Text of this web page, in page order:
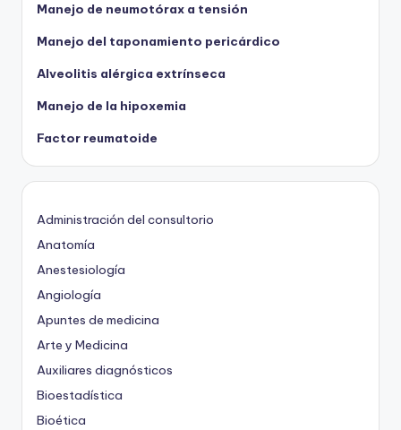
Manejo de neumotórax a tensión
Manejo del taponamiento pericárdico
Alveolitis alérgica extrínseca
Manejo de la hipoxemia
Factor reumatoide
Administración del consultorio
Anatomía
Anestesiología
Angiología
Apuntes de medicina
Arte y Medicina
Auxiliares diagnósticos
Bioestadística
Bioética